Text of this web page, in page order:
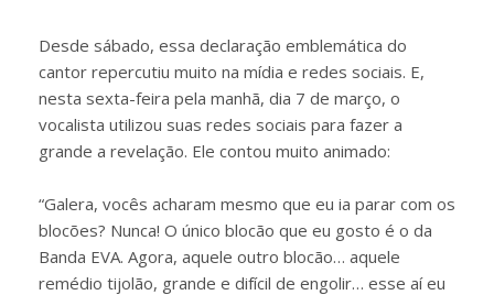
Desde sábado, essa declaração emblemática do
cantor repercutiu muito na mídia e redes sociais. E,
nesta sexta-feira pela manhã, dia 7 de março, o
vocalista utilizou suas redes sociais para fazer a
grande a revelação. Ele contou muito animado:
“Galera, vocês acharam mesmo que eu ia parar com os
blocões? Nunca! O único blocão que eu gosto é o da
Banda EVA. Agora, aquele outro blocão… aquele
remédio tijolão, grande e difícil de engolir… esse aí eu